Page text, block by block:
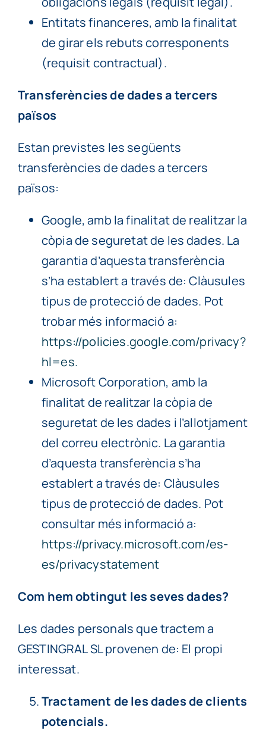
Entitats financeres, amb la finalitat
de girar els rebuts corresponents
(requisit contractual).
Transferències de dades a tercers
països
Estan previstes les següents
transferències de dades a tercers
països:
Google, amb la finalitat de realitzar la
còpia de seguretat de les dades. La
garantia d’aquesta transferència
s’ha establert a través de: Clàusules
tipus de protecció de dades. Pot
trobar més informació a:
https://policies.google.com/privacy?
hl=es.
Microsoft Corporation, amb la
finalitat de realitzar la còpia de
seguretat de les dades i l’allotjament
del correu electrònic. La garantia
d’aquesta transferència s’ha
establert a través de: Clàusules
tipus de protecció de dades. Pot
consultar més informació a:
https://privacy.microsoft.com/es-
es/privacystatement
Com hem obtingut les seves dades?
Les dades personals que tractem a
GESTINGRAL SL provenen de: El propi
interessat.
Tractament de les dades de clients
potencials.